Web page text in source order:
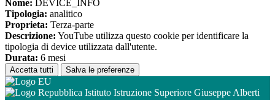
Nome: DEVICE_INFO
Tipologia: analitico
Proprieta: Terza-parte
Descrizione: YouTube utilizza questo cookie per identificare la
tipologia di device utilizzata dall'utente.
Durata: 6 mesi
Accetta tutti Salva le preferenze
Istituto Istruzione Superiore Giuseppe Alberti